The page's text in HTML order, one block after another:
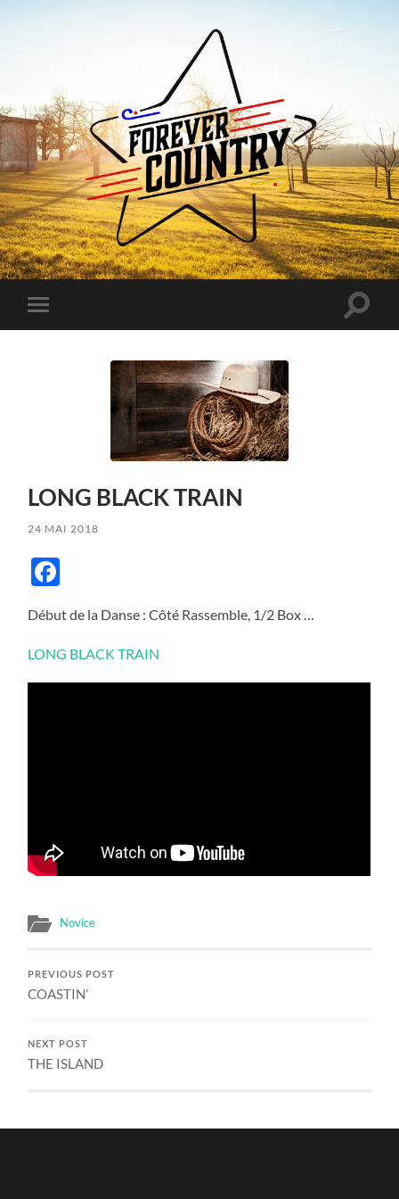
Forever
Country
Toggle
mobile
Toggle
LONG BLACK TRAIN
24 MAI 2018
Début de la Danse : Côté Rassemble, 1/2 Box …
LONG BLACK TRAIN
Novice
PREVIOUS POST
COASTIN’
NEXT POST
THE ISLAND